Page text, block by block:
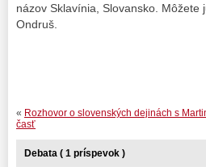
názov Sklavínia, Slovansko.
Ondruš.
« Rozhovor o slovenských dejinách s
časť
Debata ( 1 príspevok )